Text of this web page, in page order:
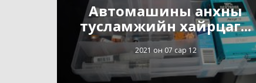
Автомашины анхны
тусламжийн хайрцаг...
2021 он 07 сар 12